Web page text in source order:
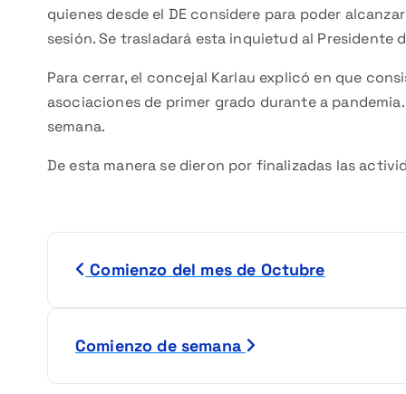
quienes desde el DE considere para poder
sesión. Se trasladará esta inquietud al Presidente
Para cerrar, el concejal Karlau explicó en que
asociaciones de primer grado durante a
semana.
De esta manera se dieron por finalizadas las
Comienzo del mes de Octubre
Comienzo de semana